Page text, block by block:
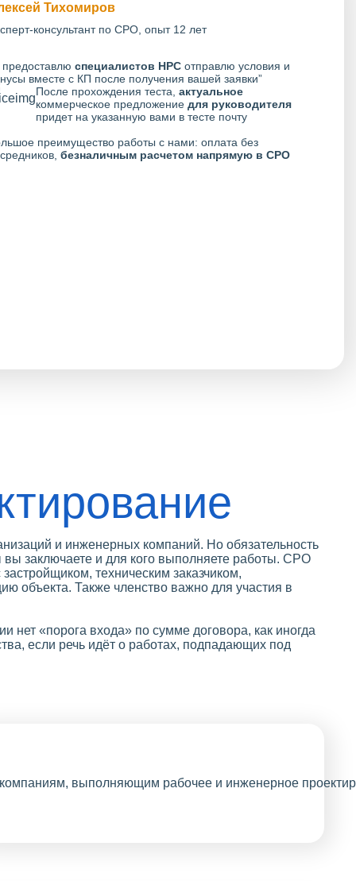
Тихомиров
консультант по СРО, опыт 12 лет
предоставлю специалистов НРСотправлю условия и
вместе с КП после получения вашей заявки”
После прохождения теста, актуальное
коммерческое предложение для руководителя
придет на указанную вами в тесте почту
преимущество работы с нами: оплата без
безналичным расчетом напрямую в СРО
и инженерных компаний. Но обязательность
вы заключаете и для кого выполняете работы. СРО
техническим заказчиком,
объекта. Также членство важно для участия в
нет «порога входа» по сумме договора, как иногда
если речь идёт о работах, подпадающих под